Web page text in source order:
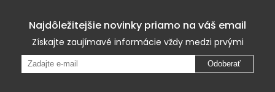
Najdôležitejšie novinky priamo na váš email
Získajte zaujímavé informácie vždy medzi prvými
Odoberať